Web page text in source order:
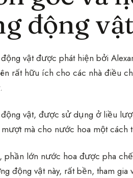
động vật
vật được phát hiện bởi
rất hữu ích cho các nhà điều
vật, được sử dụng ở liều
mà cho nước hoa một cách
phần lớn nước hoa được pha
động vật này, rất bền, tham